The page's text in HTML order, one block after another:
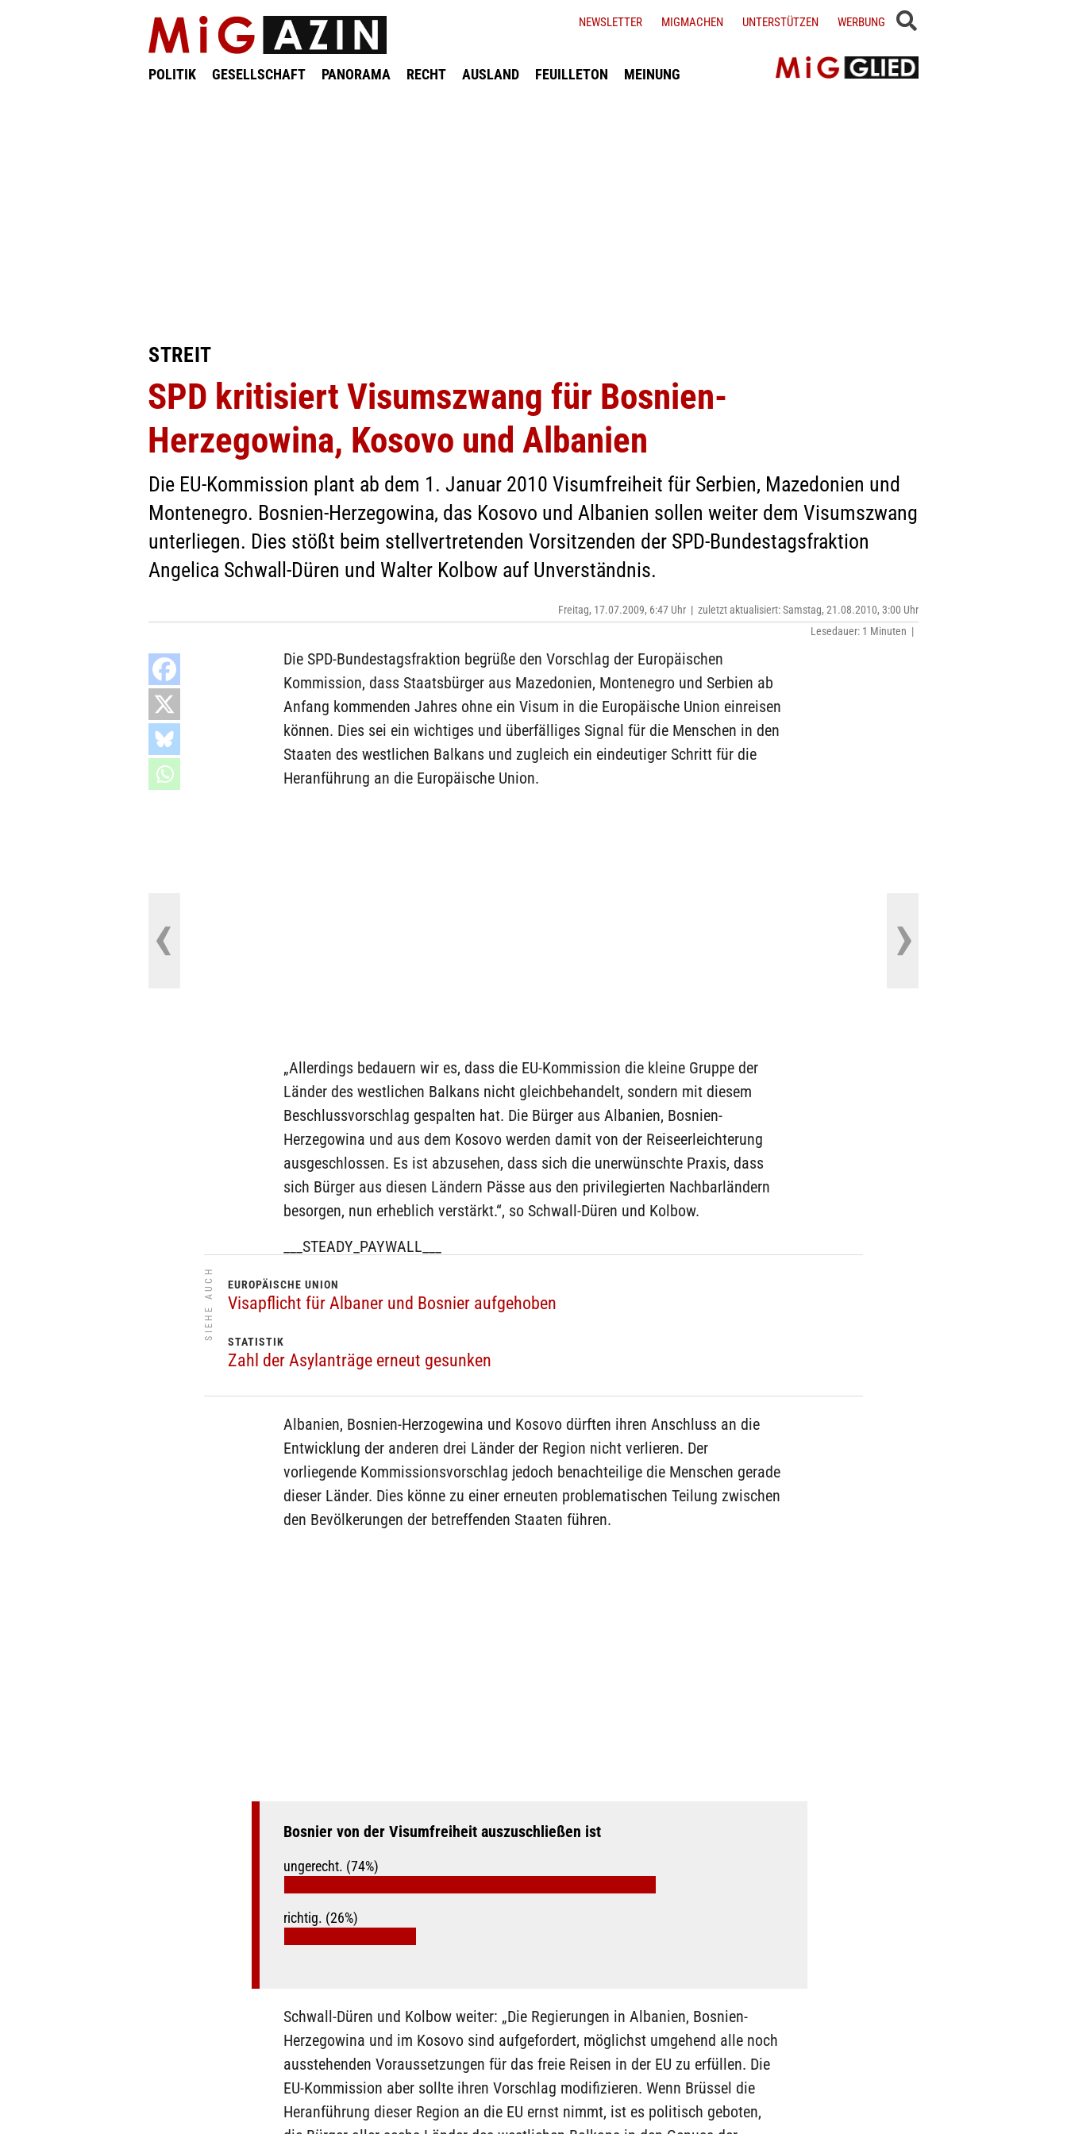
POLITIK GESELLSCHAFT PANORAMA RECHT AUSLAND FEUILLETON MEINUNG
NEWSLETTER MIGMACHEN UNTERSTÜTZEN WERBUNG
STREIT
SPD kritisiert Visumszwang für Bosnien-
Herzegowina, Kosovo und Albanien
Die EU-Kommission plant ab dem 1. Januar 2010 Visumfreiheit für Serbien, Mazedonien und
Montenegro. Bosnien-Herzegowina, das Kosovo und Albanien sollen weiter dem Visumszwang
unterliegen. Dies stößt beim stellvertretenden Vorsitzenden der SPD-Bundestagsfraktion
Angelica Schwall-Düren und Walter Kolbow auf Unverständnis.
Freitag, 17.07.2009, 6:47 Uhr | zuletzt aktualisiert: Samstag, 21.08.2010, 3:00 Uhr
Lesedauer: 1 Minuten |
Die SPD-Bundestagsfraktion begrüße den Vorschlag der Europäischen
Kommission, dass Staatsbürger aus Mazedonien, Montenegro und Serbien ab
Anfang kommenden Jahres ohne ein Visum in die Europäische Union einreisen
können. Dies sei ein wichtiges und überfälliges Signal für die Menschen in den
Staaten des westlichen Balkans und zugleich ein eindeutiger Schritt für die
Heranführung an die Europäische Union.
„Allerdings bedauern wir es, dass die EU-Kommission die kleine Gruppe der
Länder des westlichen Balkans nicht gleichbehandelt, sondern mit diesem
Beschlussvorschlag gespalten hat. Die Bürger aus Albanien, Bosnien-
Herzegowina und aus dem Kosovo werden damit von der Reiseerleichterung
ausgeschlossen. Es ist abzusehen, dass sich die unerwünschte Praxis, dass
sich Bürger aus diesen Ländern Pässe aus den privilegierten Nachbarländern
besorgen, nun erheblich verstärkt.“, so Schwall-Düren und Kolbow.
___STEADY_PAYWALL___
SIEHE AUCH EUROPÄISCHE UNION
Visapflicht für Albaner und Bosnier aufgehoben
STATISTIK
Zahl der Asylanträge erneut gesunken
Albanien, Bosnien-Herzogewina und Kosovo dürften ihren Anschluss an die
Entwicklung der anderen drei Länder der Region nicht verlieren. Der
vorliegende Kommissionsvorschlag jedoch benachteilige die Menschen gerade
dieser Länder. Dies könne zu einer erneuten problematischen Teilung zwischen
den Bevölkerungen der betreffenden Staaten führen.
Bosnier von der Visumfreiheit auszuschließen ist
ungerecht. (74%)
richtig. (26%)
Schwall-Düren und Kolbow weiter: „Die Regierungen in Albanien, Bosnien-
Herzegowina und im Kosovo sind aufgefordert, möglichst umgehend alle noch
ausstehenden Voraussetzungen für das freie Reisen in der EU zu erfüllen. Die
EU-Kommission aber sollte ihren Vorschlag modifizieren. Wenn Brüssel die
Heranführung dieser Region an die EU ernst nimmt, ist es politisch geboten,